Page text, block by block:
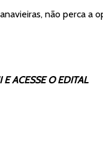
não perca a
E ACESSE O EDITAL